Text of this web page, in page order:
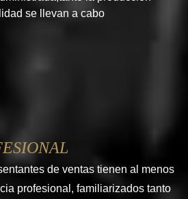
se llevan a cabo
de ventas tienen al menos
profesional, familiarizados tanto